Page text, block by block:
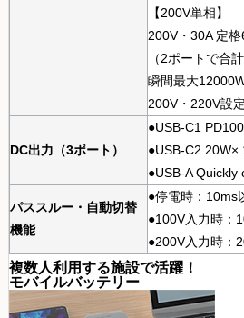
【200V単相】
200V・30A 定
（2ポートで合
瞬間最大
200V・220V設
DC出力（3ポート）
●USB-C1
●USB-C2 20W×
●USB-A Quickly
パススルー・自動切替
機能
●停電時：10ms
●100V入力時：
●200V入力時：
複数人利用する施設で活躍！
モバイルバッテリー